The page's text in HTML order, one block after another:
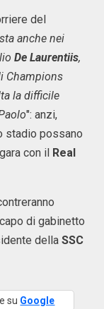
del
anche nei
De Laurentiis,
Champions
la difficile
": anzi,
stadio possano
con il Real
di gabinetto
della SSC
su Google